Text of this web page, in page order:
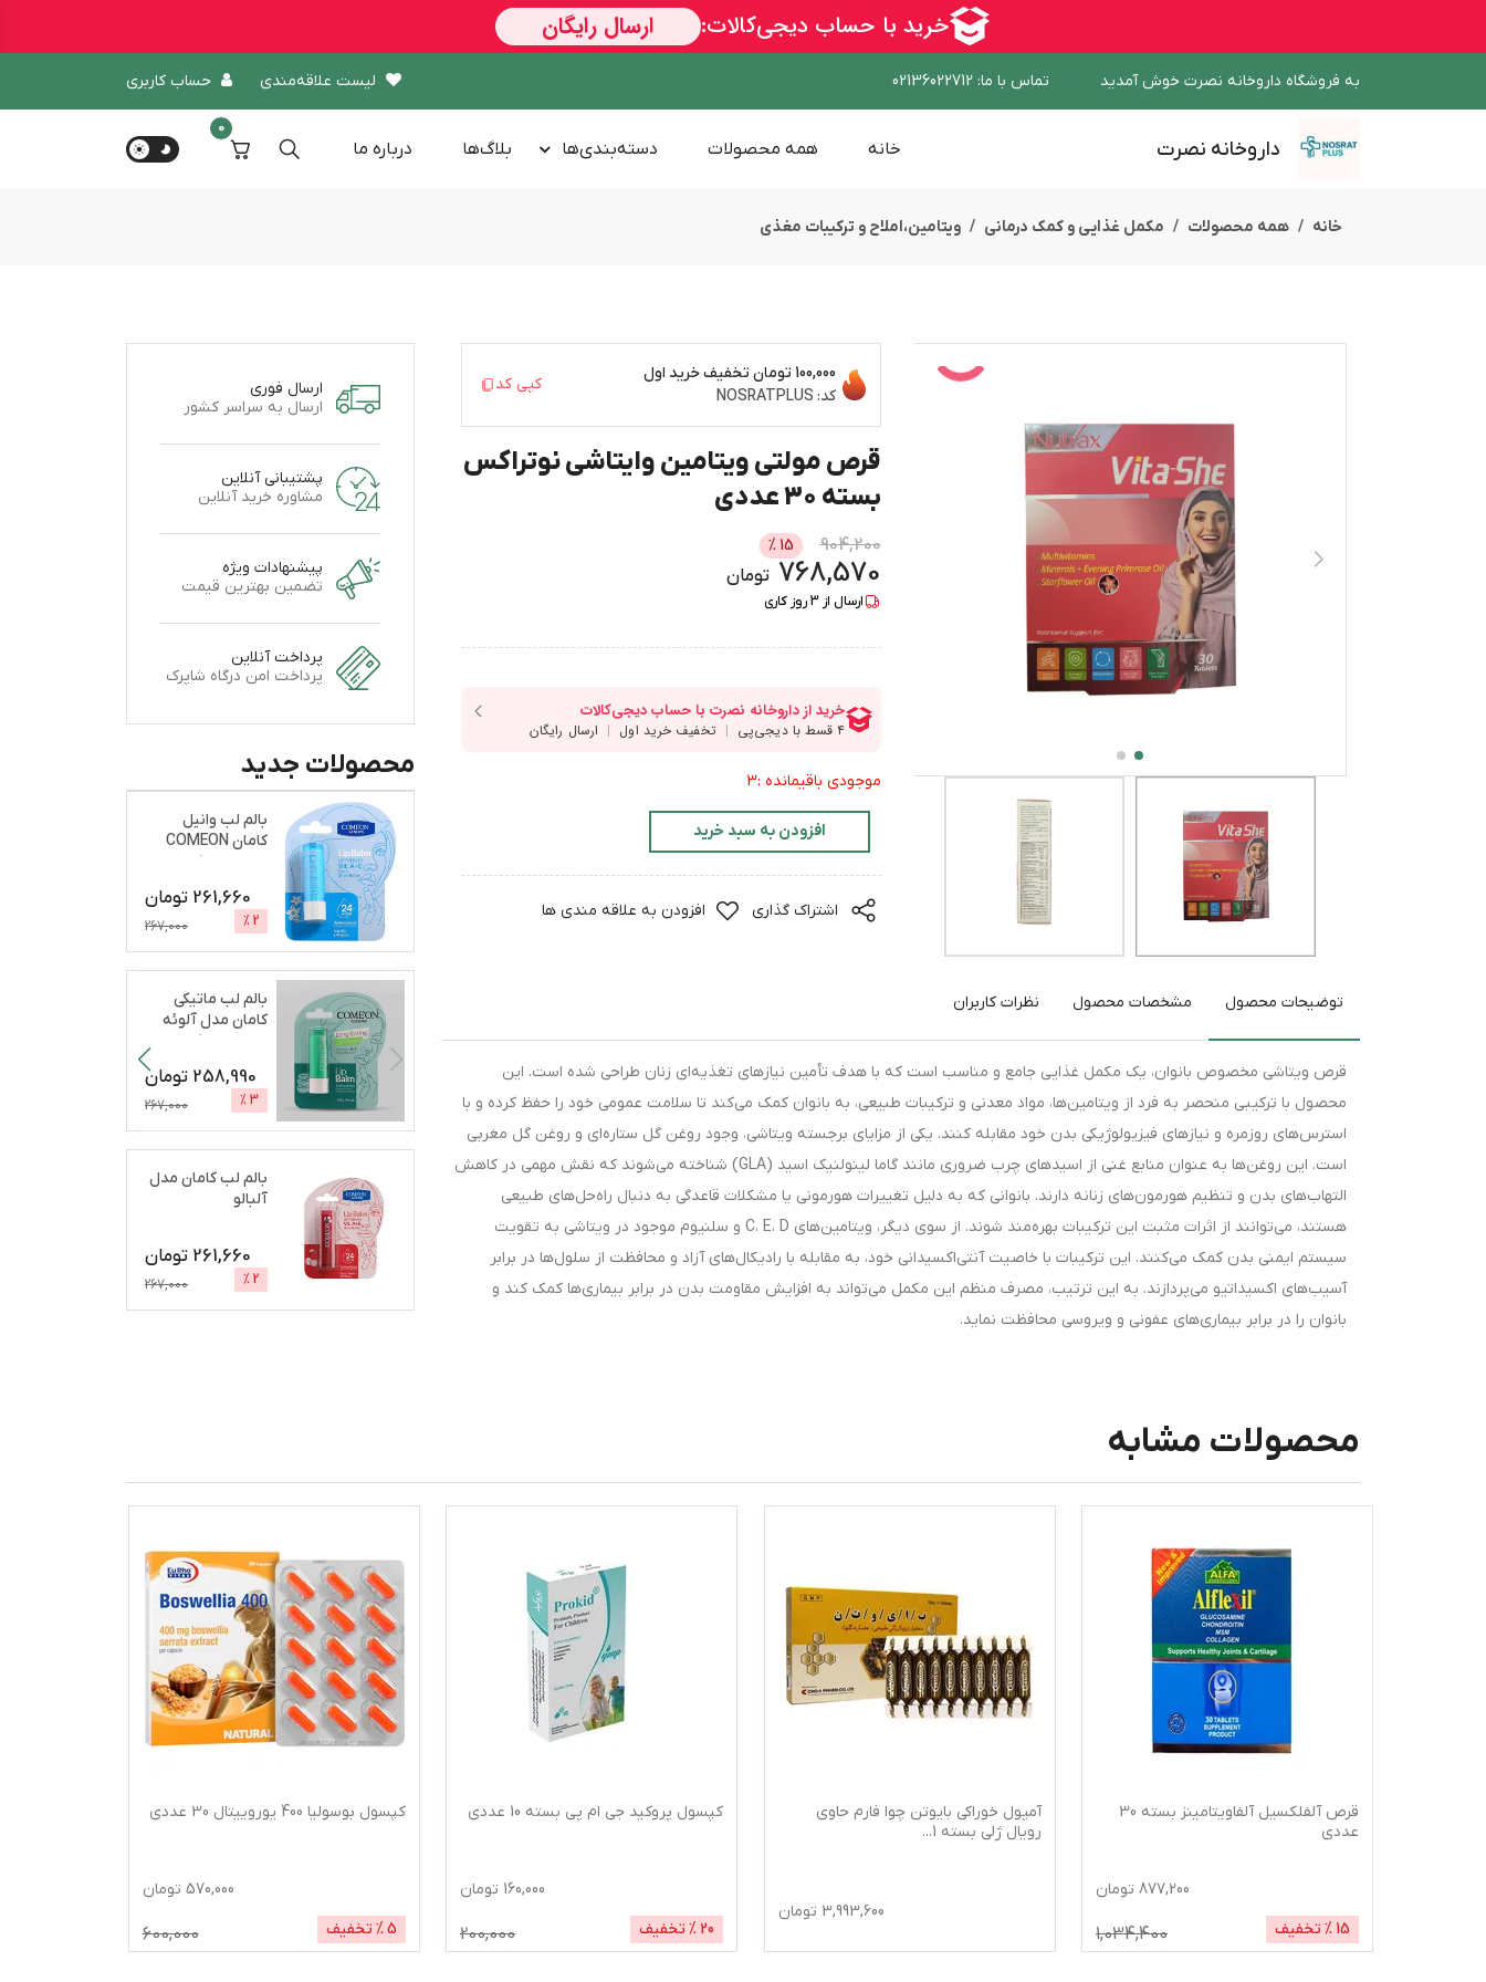
به فروشگاه داروخانه نصرت خوش آمدید تماس با ما:
02136022712 لیست علاقه‌مندی حساب کاربری
داروخانه نصرت خانه همه محصولات دسته‌بندی‌ها بلاگ‌ها درباره‌ ما
0
خانه همه محصولات مکمل غذایی و کمک درمانی ویتامین،املاح و ترکیبات مغذی
100,000 تومان
تخفیف خرید اول
کد: NOSRATPLUS
کپی کد
قرص مولتی ویتامین وایتاشی نوتراکس
بسته 30 عددی
904,200
15
%
768,570 تومان
ارسال از 3روز کاری
موجودی باقیمانده :3
افزودن به سبد خرید
اشتراک گذاری افزودن به علاقه مندی ها
توضیحات محصول مشخصات محصول نظرات کاربران
قرص ویتاشی مخصوص بانوان، یک مکمل غذایی جامع و مناسب است که با هدف تأمین نیازهای تغذیه‌ای زنان طراحی شده است. این
محصول با ترکیبی منحصر به فرد از ویتامین‌ها، مواد معدنی و ترکیبات طبیعی، به بانوان کمک می‌کند تا سلامت عمومی خود را حفظ کرده و با
استرس‌های روزمره و نیازهای فیزیولوژیکی بدن خود مقابله کنند. یکی از مزایای برجسته ویتاشی، وجود روغن گل ستاره‌ای و روغن گل مغربی
است. این روغن‌ها به عنوان منابع غنی از اسیدهای چرب ضروری مانند گاما لینولنیک اسید (GLA) شناخته می‌شوند که نقش مهمی در کاهش
التهاب‌های بدن و تنظیم هورمون‌های زنانه دارند. بانوانی که به دلیل تغییرات هورمونی یا مشکلات قاعدگی به دنبال راه‌حل‌های طبیعی
هستند، می‌توانند از اثرات مثبت این ترکیبات بهره‌مند شوند. از سوی دیگر، ویتامین‌های C، E، D و سلنیوم موجود در ویتاشی به تقویت
سیستم ایمنی بدن کمک می‌کنند. این ترکیبات با خاصیت آنتی‌اکسیدانی خود، به مقابله با رادیکال‌های آزاد و محافظت از سلول‌ها در برابر
آسیب‌های اکسیداتیو می‌پردازند. به این ترتیب، مصرف منظم این مکمل می‌تواند به افزایش مقاومت بدن در برابر بیماری‌ها کمک کند و
بانوان را در برابر بیماری‌های عفونی و ویروسی محافظت نماید.
ارسال فوری
ارسال به سراسر کشور
پشتیبانی آنلاین
مشاوره خرید آنلاین
پیشنهادات ویژه
تضمین بهترین قیمت
پرداخت آنلاین
پرداخت امن درگاه شاپرک
محصولات جدید
بالم لب وانیل
کامان COMEON
نرم و براق کننده
261,660 تومان
2
%
267,000
بالم لب ماتیکی
کامان مدل آلوئه
ورا مرطوب‌کننده،
258,990 تومان
3
%
267,000
بالم لب کامان مدل
آلبالو
261,660 تومان
2
%
267,000
محصولات مشابه
قرص آلفلکسیل آلفاویتامینز بسته 30
عددی
877,200 تومان
15 % تخفیف 1,034,400
آمپول خوراکی بایوتن چوا فارم حاوی
رویال ژلی بسته 1 ...
3,993,600 تومان
کپسول پروکید جی ام پی بسته 10 عددی
160,000 تومان
20 % تخفیف 200,000
کپسول بوسولیا 400 یوروییتال 30 عددی
570,000 تومان
5% تخفیف 600,000